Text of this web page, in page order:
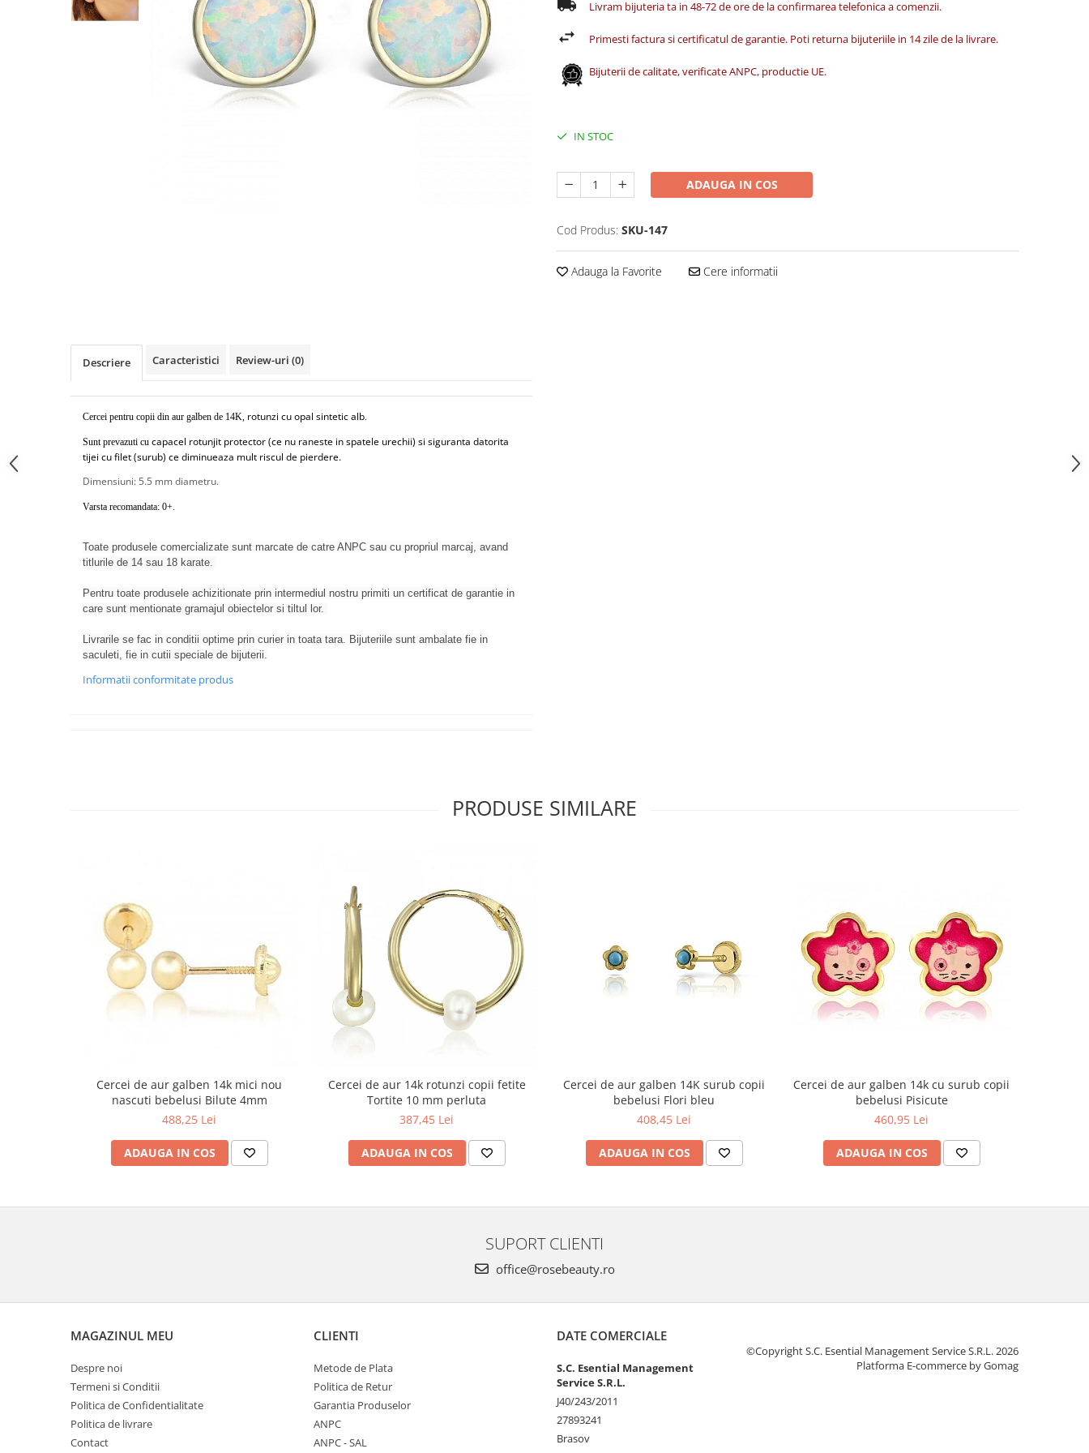
Cercei din aur dama
Livram bijuteria ta in 48-72 de ore de la confirmarea telefonica a comenzii.
Primesti factura si certificatul de garantie. Poti returna bijuteriile in 14 zile de la livrare.
Bijuterii de calitate, verificate ANPC, productie UE.
IN STOC
ADAUGA IN COS
Cod Produs: SKU-147
Adauga la Favorite Cere informatii
Descriere Caracteristici Review-uri (0)
Cercei pentru copii din aur galben de 14K, rotunzi cu opal sintetic alb.
Sunt prevazuti cu capacel rotunjit protector (ce nu raneste in spatele urechii) si siguranta datorita
tijei cu filet (surub) ce diminueaza mult riscul de pierdere.
Dimensiuni: 5.5 mm diametru.
Varsta recomandata: 0+.
Toate produsele comercializate sunt marcate de catre ANPC sau cu propriul marcaj, avand
titlurile de 14 sau 18 karate.
Pentru toate produsele achizitionate prin intermediul nostru primiti un certificat de garantie in
care sunt mentionate gramajul obiectelor si tiltul lor.
Livrarile se fac in conditii optime prin curier in toata tara. Bijuteriile sunt ambalate fie in
saculeti, fie in cutii speciale de bijuterii.
Informatii conformitate produs
PRODUSE SIMILARE
Cercei de aur galben 14k mici nou
nascuti bebelusi Bilute 4mm
488,25 Lei
ADAUGA IN COS
Cercei de aur 14k rotunzi copii fetite
Tortite 10 mm perluta
387,45 Lei
ADAUGA IN COS
Cercei de aur galben 14K surub copii
bebelusi Flori bleu
408,45 Lei
ADAUGA IN COS
Cercei de aur galben 14k cu surub copii
bebelusi Pisicute
460,95 Lei
ADAUGA IN COS
SUPORT CLIENTI
office@rosebeauty.ro
MAGAZINUL MEU
Despre noi
Termeni si Conditii
Politica de Confidentialitate
Politica de livrare
Contact
CLIENTI
Metode de Plata
Politica de Retur
Garantia Produselor
ANPC
ANPC - SAL
DATE COMERCIALE
S.C. Esential Management
Service S.R.L.
J40/243/2011
27893241
Brasov
©Copyright S.C. Esential Management Service S.R.L. 2026
Platforma E-commerce by Gomag